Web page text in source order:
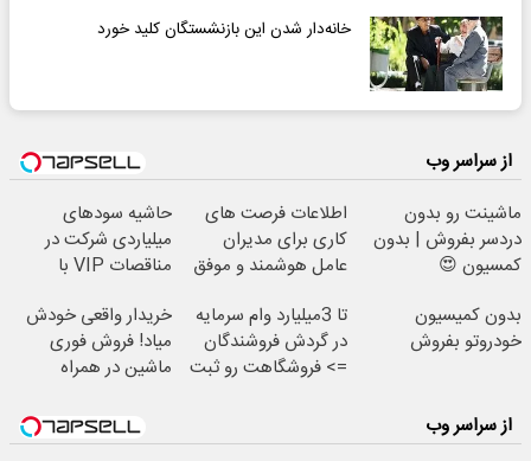
خانه‌دار شدن این بازنشستگان کلید خورد
از سراسر وب
ماشینت رو بدون
دردسر بفروش | بدون
کمسیون 😍
اطلاعات فرصت های
کاری برای مدیران
عامل هوشمند و موفق
حاشیه سودهای
میلیاردی شرکت در
مناقصات VIP با
بدون کمیسیون
خودروتو بفروش
تا 3میلیارد وام سرمایه
در گردش فروشندگان
=> فروشگاهت رو ثبت
خریدار واقعی خودش
میاد! فروش فوری
ماشین در همراه
از سراسر وب